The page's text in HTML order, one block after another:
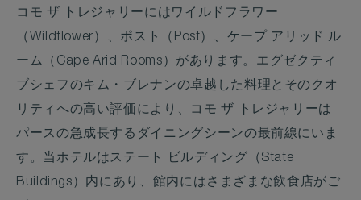
コモ ザ トレジャリーにはワイルドフラワー
（Wildflower）、ポスト（Post）、ケープ アリッド ル
ーム（Cape Arid Rooms）があります。エグゼクティ
ブシェフのキム・ブレナンの卓越した料理とそのクオ
リティへの高い評価により、コモ ザ トレジャリーは
パースの急成長するダイニングシーンの最前線にいま
す。当ホテルはステート ビルディング（State
Buildings）内にあり、館内にはさまざまな飲食店がご